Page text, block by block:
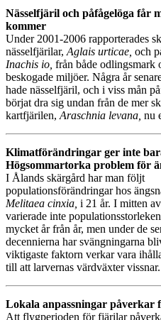
Nässelfjäril och påfågelöga får
kommer
Under 2001-2006 rapporterades
nässelfjärilar, Aglais urticae, och
Inachis io, från både odlingsmark
beskogade miljöer. Några år
hade nässelfjäril, och i viss mån
börjat dra sig undan från de mer
kartfjärilen, Araschnia levana, nu
Klimatförändringar ger inte
Högsommartorka problem för
I Ålands skärgård har man följt
populationsförändringar hos
Melitaea cinxia, i 21 år. I mitten
varierade inte
mycket år från år, men under de
decennierna har svängningarna
viktigaste faktorn verkar vara
till att larvernas värdväxter vissnar.
Lokala anpassningar påverkar
Att flygperioden för fjärilar